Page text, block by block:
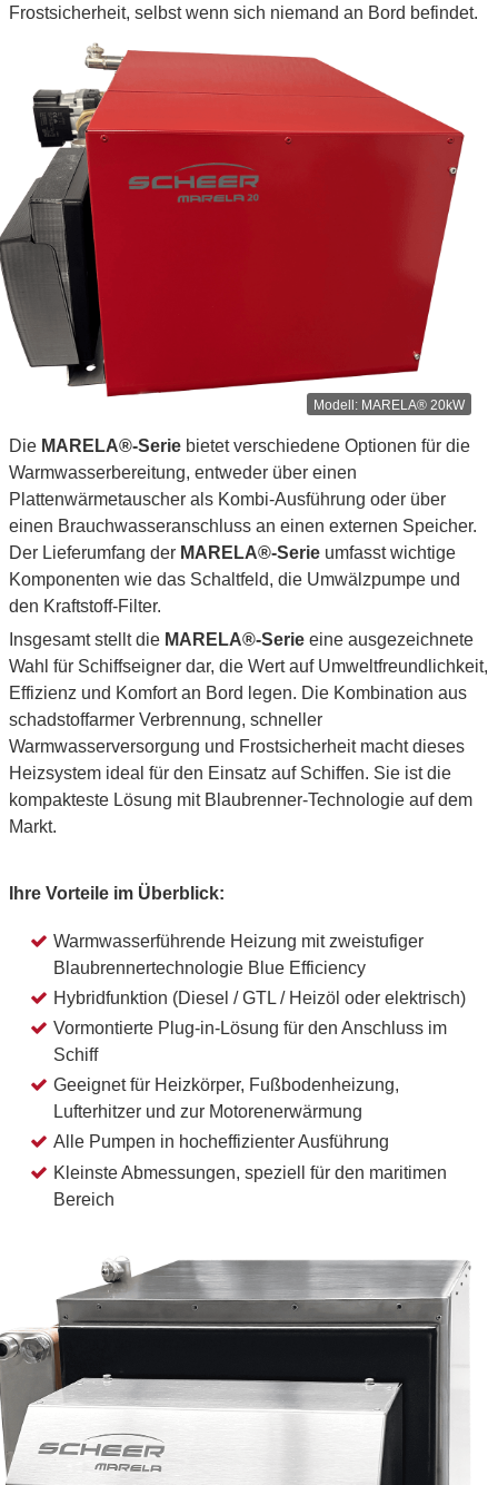
Frostsicherheit, selbst wenn sich niemand an Bord befindet.
MARELA® 20kW
Die MARELA®-Serie bietet verschiedene Optionen für die
Warmwasserbereitung, entweder über einen
Plattenwärmetauscher als Kombi-Ausführung oder über
einen Brauchwasseranschluss an einen externen Speicher.
Der Lieferumfang der MARELA®-Serie umfasst wichtige
Komponenten wie das Schaltfeld, die Umwälzpumpe und
den Kraftstoff-Filter.
Insgesamt stellt die MARELA®-Serie eine ausgezeichnete
Wahl für Schiffseigner dar, die Wert auf Umweltfreundlichkeit,
Effizienz und Komfort an Bord legen. Die Kombination aus
schadstoffarmer Verbrennung, schneller
Warmwasserversorgung und Frostsicherheit macht dieses
Heizsystem ideal für den Einsatz auf Schiffen. Sie ist die
kompakteste Lösung mit Blaubrenner-Technologie auf dem
Markt.
Ihre Vorteile im Überblick:
Warmwasserführende Heizung mit zweistufiger
Blaubrennertechnologie Blue Efficiency
Hybridfunktion (Diesel / GTL / Heizöl oder elektrisch)
Vormontierte Plug-in-Lösung für den Anschluss im
Schiff
Geeignet für Heizkörper, Fußbodenheizung,
Lufterhitzer und zur Motorenerwärmung
Alle Pumpen in hocheffizienter Ausführung
Kleinste Abmessungen, speziell für den maritimen
Bereich